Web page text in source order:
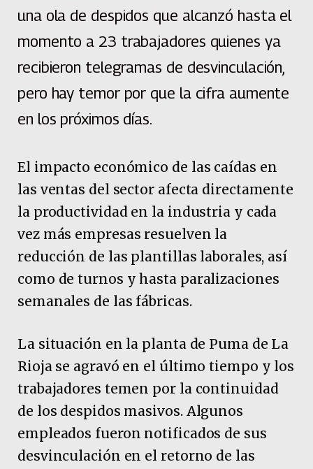
una ola de despidos que alcanzó hasta el
momento a 23 trabajadores quienes ya
recibieron telegramas de desvinculación,
pero hay temor por que la cifra aumente
en los próximos días.
El impacto económico de las caídas en
las ventas del sector afecta directamente
la productividad en la industria y cada
vez más empresas resuelven la
reducción de las plantillas laborales, así
como de turnos y hasta paralizaciones
semanales de las fábricas.
La situación en la planta de Puma de La
Rioja se agravó en el último tiempo y los
trabajadores temen por la continuidad
de los despidos masivos. Algunos
empleados fueron notificados de sus
desvinculación en el retorno de las